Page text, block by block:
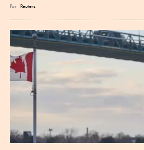
Por Reuters